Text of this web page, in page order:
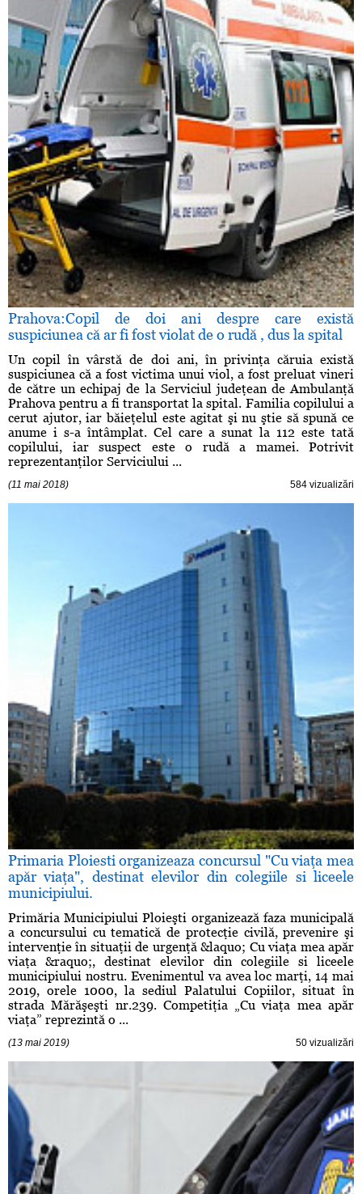
Prahova:Copil de doi ani despre care există
suspiciunea că ar fi fost violat de o rudă , dus la spital
Un copil în vârstă de doi ani, în privinţa căruia există
suspiciunea că a fost victima unui viol, a fost preluat vineri
de către un echipaj de la Serviciul judeţean de Ambulanţă
Prahova pentru a fi transportat la spital. Familia copilului a
cerut ajutor, iar băieţelul este agitat şi nu ştie să spună ce
anume i s-a întâmplat. Cel care a sunat la 112 este tată
copilului, iar suspect este o rudă a mamei. Potrivit
reprezentanţilor Serviciului ...
(11 mai 2018) 584 vizualizări
Primaria Ploiesti organizeaza concursul "Cu viaţa mea
apăr viaţa", destinat elevilor din colegiile si liceele
municipiului.
Primăria Municipiului Ploieşti organizează faza municipală
a concursului cu tematică de protecţie civilă, prevenire şi
intervenţie în situaţii de urgenţă &laquo; Cu viaţa mea apăr
viaţa &raquo;, destinat elevilor din colegiile si liceele
municipiului nostru. Evenimentul va avea loc marţi, 14 mai
2019, orele 1000, la sediul Palatului Copiilor, situat în
strada Mărăşeşti nr.239. Competiţia „Cu viaţa mea apăr
viaţa” reprezintă o ...
(13 mai 2019) 50 vizualizări